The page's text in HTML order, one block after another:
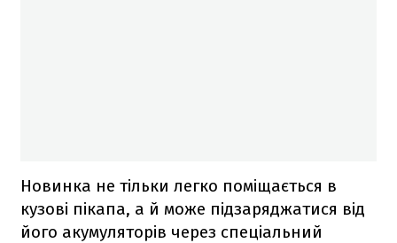
Новинка не тільки легко поміщається в
кузові пікапа, а й може підзаряджатися від
його акумуляторів через спеціальний